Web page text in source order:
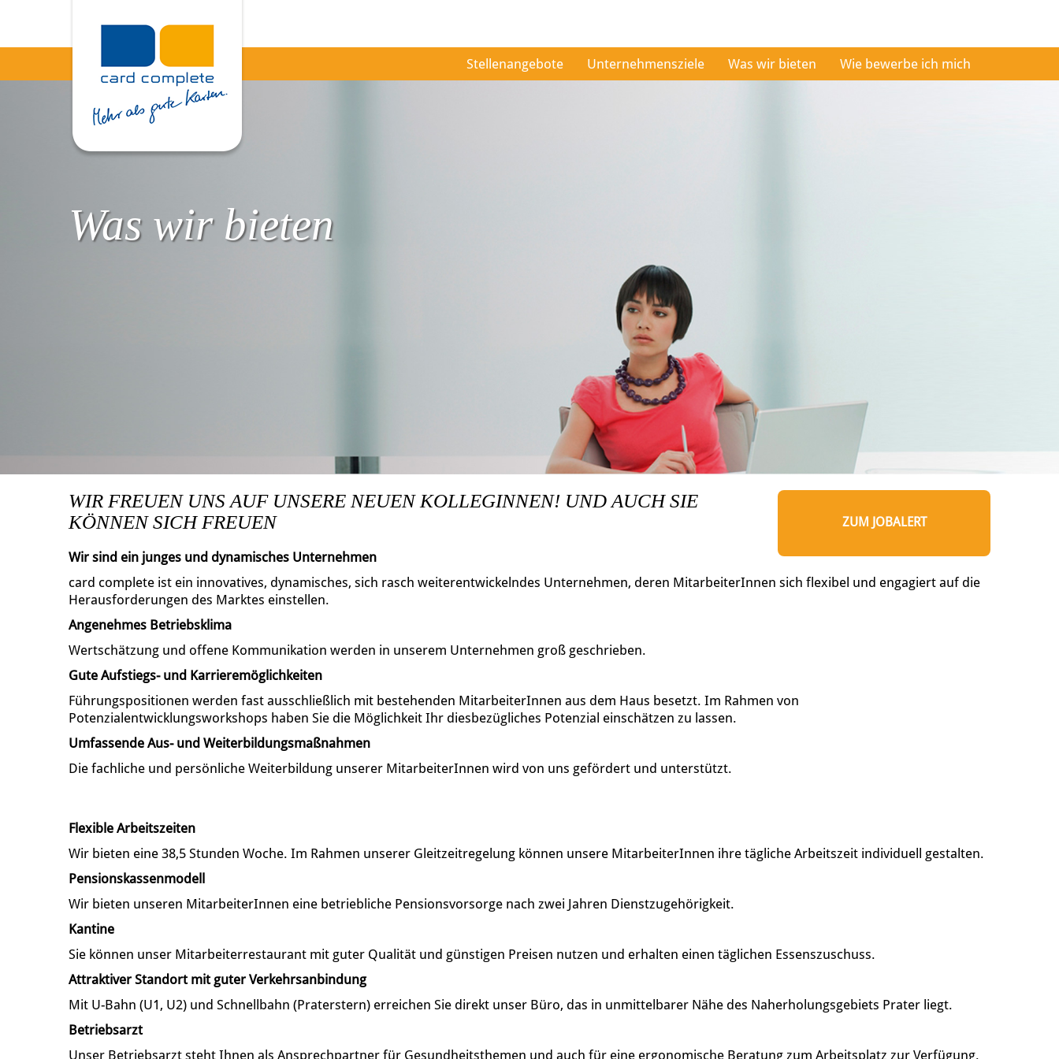
Stellenangebote Unternehmensziele Was wir bieten Wie bewerbe ich mich
Was wir bieten
ZUM JOBALERT
WIR FREUEN UNS AUF UNSERE NEUEN KOLLEGINNEN! UND AUCH SIE
KÖNNEN SICH FREUEN
Wir sind ein junges und dynamisches Unternehmen
card complete ist ein innovatives, dynamisches, sich rasch weiterentwickelndes Unternehmen, deren MitarbeiterInnen sich flexibel und engagiert auf die
Herausforderungen des Marktes einstellen.
Angenehmes Betriebsklima
Wertschätzung und offene Kommunikation werden in unserem Unternehmen groß geschrieben.
Gute Aufstiegs- und Karrieremöglichkeiten
Führungspositionen werden fast ausschließlich mit bestehenden MitarbeiterInnen aus dem Haus besetzt. Im Rahmen von
Potenzialentwicklungsworkshops haben Sie die Möglichkeit Ihr diesbezügliches Potenzial einschätzen zu lassen.
Umfassende Aus- und Weiterbildungsmaßnahmen
Die fachliche und persönliche Weiterbildung unserer MitarbeiterInnen wird von uns gefördert und unterstützt.
Flexible Arbeitszeiten
Wir bieten eine 38,5 Stunden Woche. Im Rahmen unserer Gleitzeitregelung können unsere MitarbeiterInnen ihre tägliche Arbeitszeit individuell gestalten.
Pensionskassenmodell
Wir bieten unseren MitarbeiterInnen eine betriebliche Pensionsvorsorge nach zwei Jahren Dienstzugehörigkeit.
Kantine
Sie können unser Mitarbeiterrestaurant mit guter Qualität und günstigen Preisen nutzen und erhalten einen täglichen Essenszuschuss.
Attraktiver Standort mit guter Verkehrsanbindung
Mit U-Bahn (U1, U2) und Schnellbahn (Praterstern) erreichen Sie direkt unser Büro, das in unmittelbarer Nähe des Naherholungsgebiets Prater liegt.
Betriebsarzt
Unser Betriebsarzt steht Ihnen als Ansprechpartner für Gesundheitsthemen und auch für eine ergonomische Beratung zum Arbeitsplatz zur Verfügung.